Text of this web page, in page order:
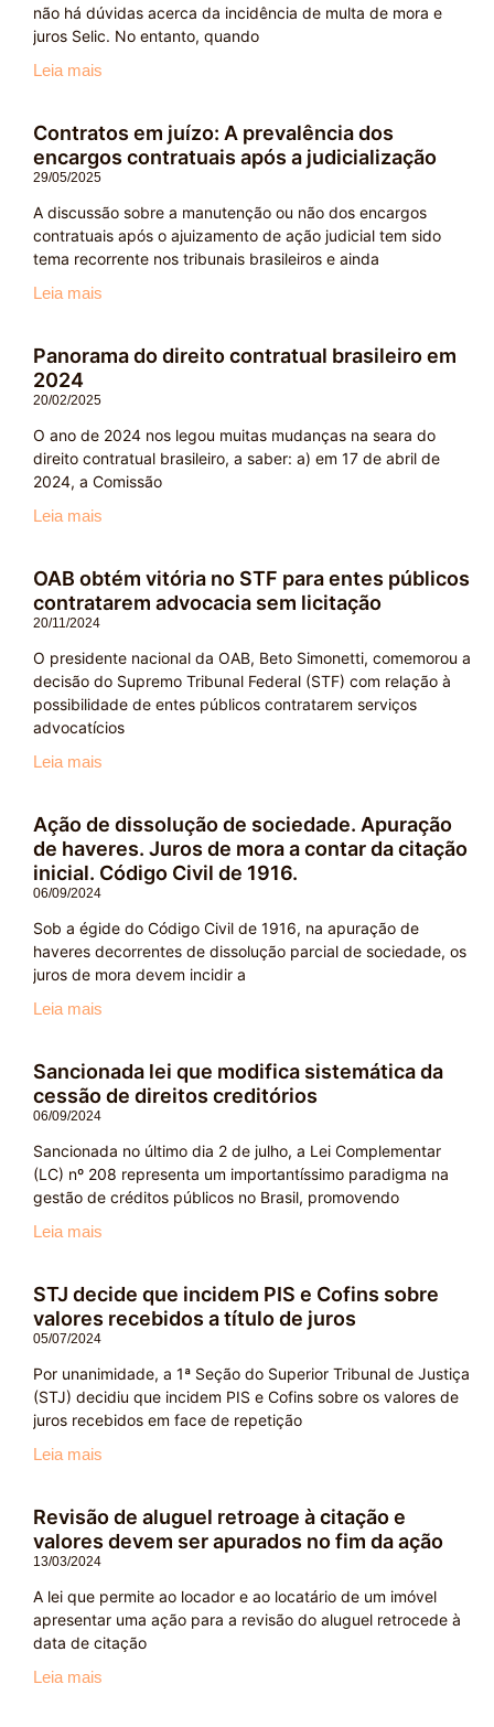
não há dúvidas acerca da incidência de multa de mora e
juros Selic. No entanto, quando
Leia mais
Contratos em juízo: A prevalência dos
encargos contratuais após a judicialização
29/05/2025
A discussão sobre a manutenção ou não dos encargos
contratuais após o ajuizamento de ação judicial tem sido
tema recorrente nos tribunais brasileiros e ainda
Leia mais
Panorama do direito contratual brasileiro em
2024
20/02/2025
O ano de 2024 nos legou muitas mudanças na seara do
direito contratual brasileiro, a saber: a) em 17 de abril de
2024, a Comissão
Leia mais
OAB obtém vitória no STF para entes públicos
contratarem advocacia sem licitação
20/11/2024
O presidente nacional da OAB, Beto Simonetti, comemorou a
decisão do Supremo Tribunal Federal (STF) com relação à
possibilidade de entes públicos contratarem serviços
advocatícios
Leia mais
Ação de dissolução de sociedade. Apuração
de haveres. Juros de mora a contar da citação
inicial. Código Civil de 1916.
06/09/2024
Sob a égide do Código Civil de 1916, na apuração de
haveres decorrentes de dissolução parcial de sociedade, os
juros de mora devem incidir a
Leia mais
Sancionada lei que modifica sistemática da
cessão de direitos creditórios
06/09/2024
Sancionada no último dia 2 de julho, a Lei Complementar
(LC) nº 208 representa um importantíssimo paradigma na
gestão de créditos públicos no Brasil, promovendo
Leia mais
STJ decide que incidem PIS e Cofins sobre
valores recebidos a título de juros
05/07/2024
Por unanimidade, a 1ª Seção do Superior Tribunal de Justiça
(STJ) decidiu que incidem PIS e Cofins sobre os valores de
juros recebidos em face de repetição
Leia mais
Revisão de aluguel retroage à citação e
valores devem ser apurados no fim da ação
13/03/2024
A lei que permite ao locador e ao locatário de um imóvel
apresentar uma ação para a revisão do aluguel retrocede à
data de citação
Leia mais